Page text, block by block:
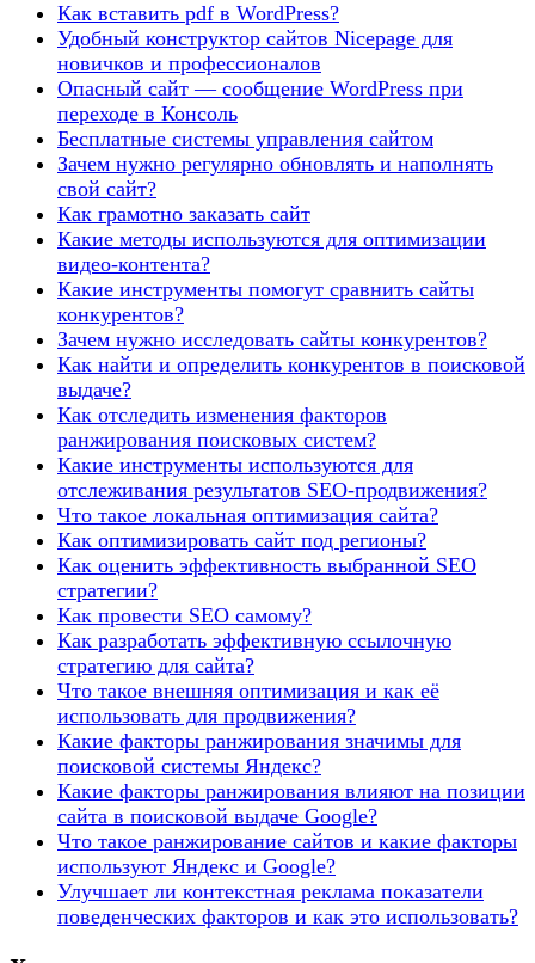
Как вставить pdf в WordPress?
Удобный конструктор сайтов Nicepage для
новичков и профессионалов
Опасный сайт — сообщение WordPress при
переходе в Консоль
Бесплатные системы управления сайтом
Зачем нужно регулярно обновлять и наполнять
свой сайт?
Как грамотно заказать сайт
Какие методы используются для оптимизации
видео-контента?
Какие инструменты помогут сравнить сайты
конкурентов?
Зачем нужно исследовать сайты конкурентов?
Как найти и определить конкурентов в поисковой
выдаче?
Как отследить изменения факторов
ранжирования поисковых систем?
Какие инструменты используются для
отслеживания результатов SEO-продвижения?
Что такое локальная оптимизация сайта?
Как оптимизировать сайт под регионы?
Как оценить эффективность выбранной SEO
стратегии?
Как провести SEO самому?
Как разработать эффективную ссылочную
стратегию для сайта?
Что такое внешняя оптимизация и как её
использовать для продвижения?
Какие факторы ранжирования значимы для
поисковой системы Яндекс?
Какие факторы ранжирования влияют на позиции
сайта в поисковой выдаче Google?
Что такое ранжирование сайтов и какие факторы
используют Яндекс и Google?
Улучшает ли контекстная реклама показатели
поведенческих факторов и как это использовать?